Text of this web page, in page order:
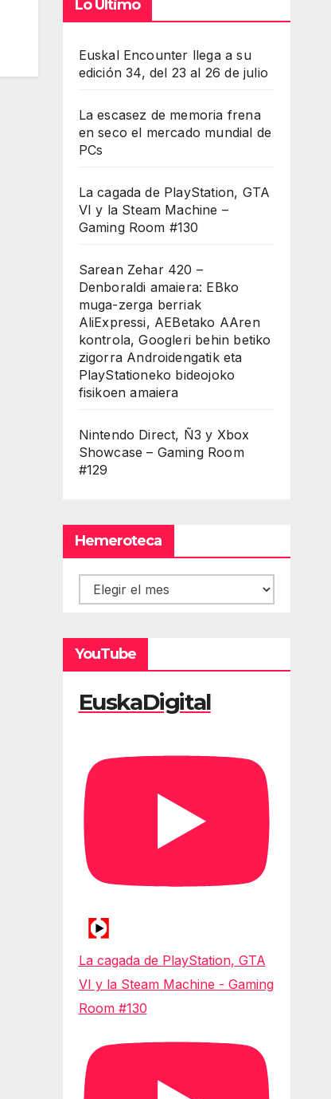
Lo Último
Euskal Encounter llega a su
edición 34, del 23 al 26 de julio
La escasez de memoria frena
en seco el mercado mundial de
PCs
La cagada de PlayStation, GTA
VI y la Steam Machine –
Gaming Room #130
Sarean Zehar 420 –
Denboraldi amaiera: EBko
muga-zerga berriak
AliExpressi, AEBetako AAren
kontrola, Googleri behin betiko
zigorra Androidengatik eta
PlayStationeko bideojoko
fisikoen amaiera
Nintendo Direct, Ñ3 y Xbox
Showcase – Gaming Room
#129
Hemeroteca
Hemeroteca
YouTube
EuskaDigital
La cagada de PlayStation, GTA
VI y la Steam Machine - Gaming
Room #130